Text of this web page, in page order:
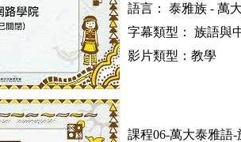
語言： 泰雅族 - 萬
字幕類型： 族語與
影片類型：教學
課程06-萬大泰雅語